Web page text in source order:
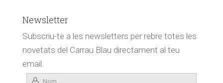
Newsletter
Subscriu-te a les newsletters per rebre totes les
novetats del Carrau Blau directament al teu
email.